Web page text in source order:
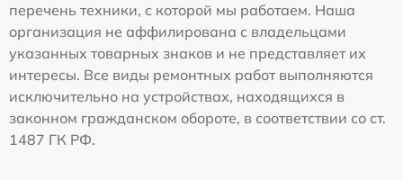
перечень техники, с которой мы работаем. Наша
организация не аффилирована с владельцами
указанных товарных знаков и не представляет их
интересы. Все виды ремонтных работ выполняются
исключительно на устройствах, находящихся в
законном гражданском обороте, в соответствии со ст.
1487 ГК РФ.